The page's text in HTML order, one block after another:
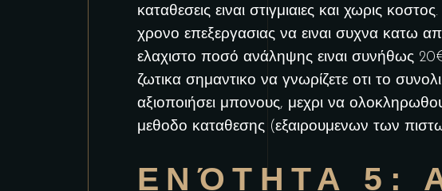
καταθεσεις ειναι στιγμιαιες και χωρις
χρονο επεξεργασιας να ειναι συχνα κατω
ελαχιστο ποσό ανάληψης ειναι συνήθως
ζωτικα σημαντικο να γνωρίζετε οτι το
αξιοποιήσει μπονους, μεχρι να
μεθοδο καταθεσης (εξαιρουμενων των
ΕΝΌΤΗΤΑ 5: